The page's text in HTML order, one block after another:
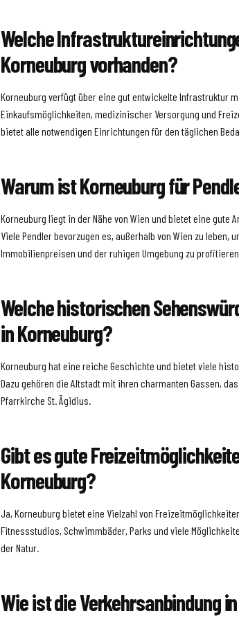
Welche
Korneuburg vorhanden?
Korneuburg verfügt über eine gut entwickelte Infrastruktur
Einkaufsmöglichkeiten, medizinischer Versorgung und
bietet alle notwendigen Einrichtungen für den täglichen
Warum ist Korneuburg für
Korneuburg liegt in der Nähe von Wien und bietet eine gute
Viele Pendler bevorzugen es, außerhalb von Wien zu leben,
Immobilienpreisen und der ruhigen Umgebung zu
Welche historischen
in Korneuburg?
Korneuburg hat eine reiche Geschichte und bietet viele
Dazu gehören die Altstadt mit ihren charmanten Gassen, das
Pfarrkirche St. Ägidius.
Gibt es gute
Korneuburg?
Ja, Korneuburg bietet eine Vielzahl von
Fitnessstudios, Schwimmbäder, Parks und viele
der Natur.
Wie ist die Verkehrsanbindung in